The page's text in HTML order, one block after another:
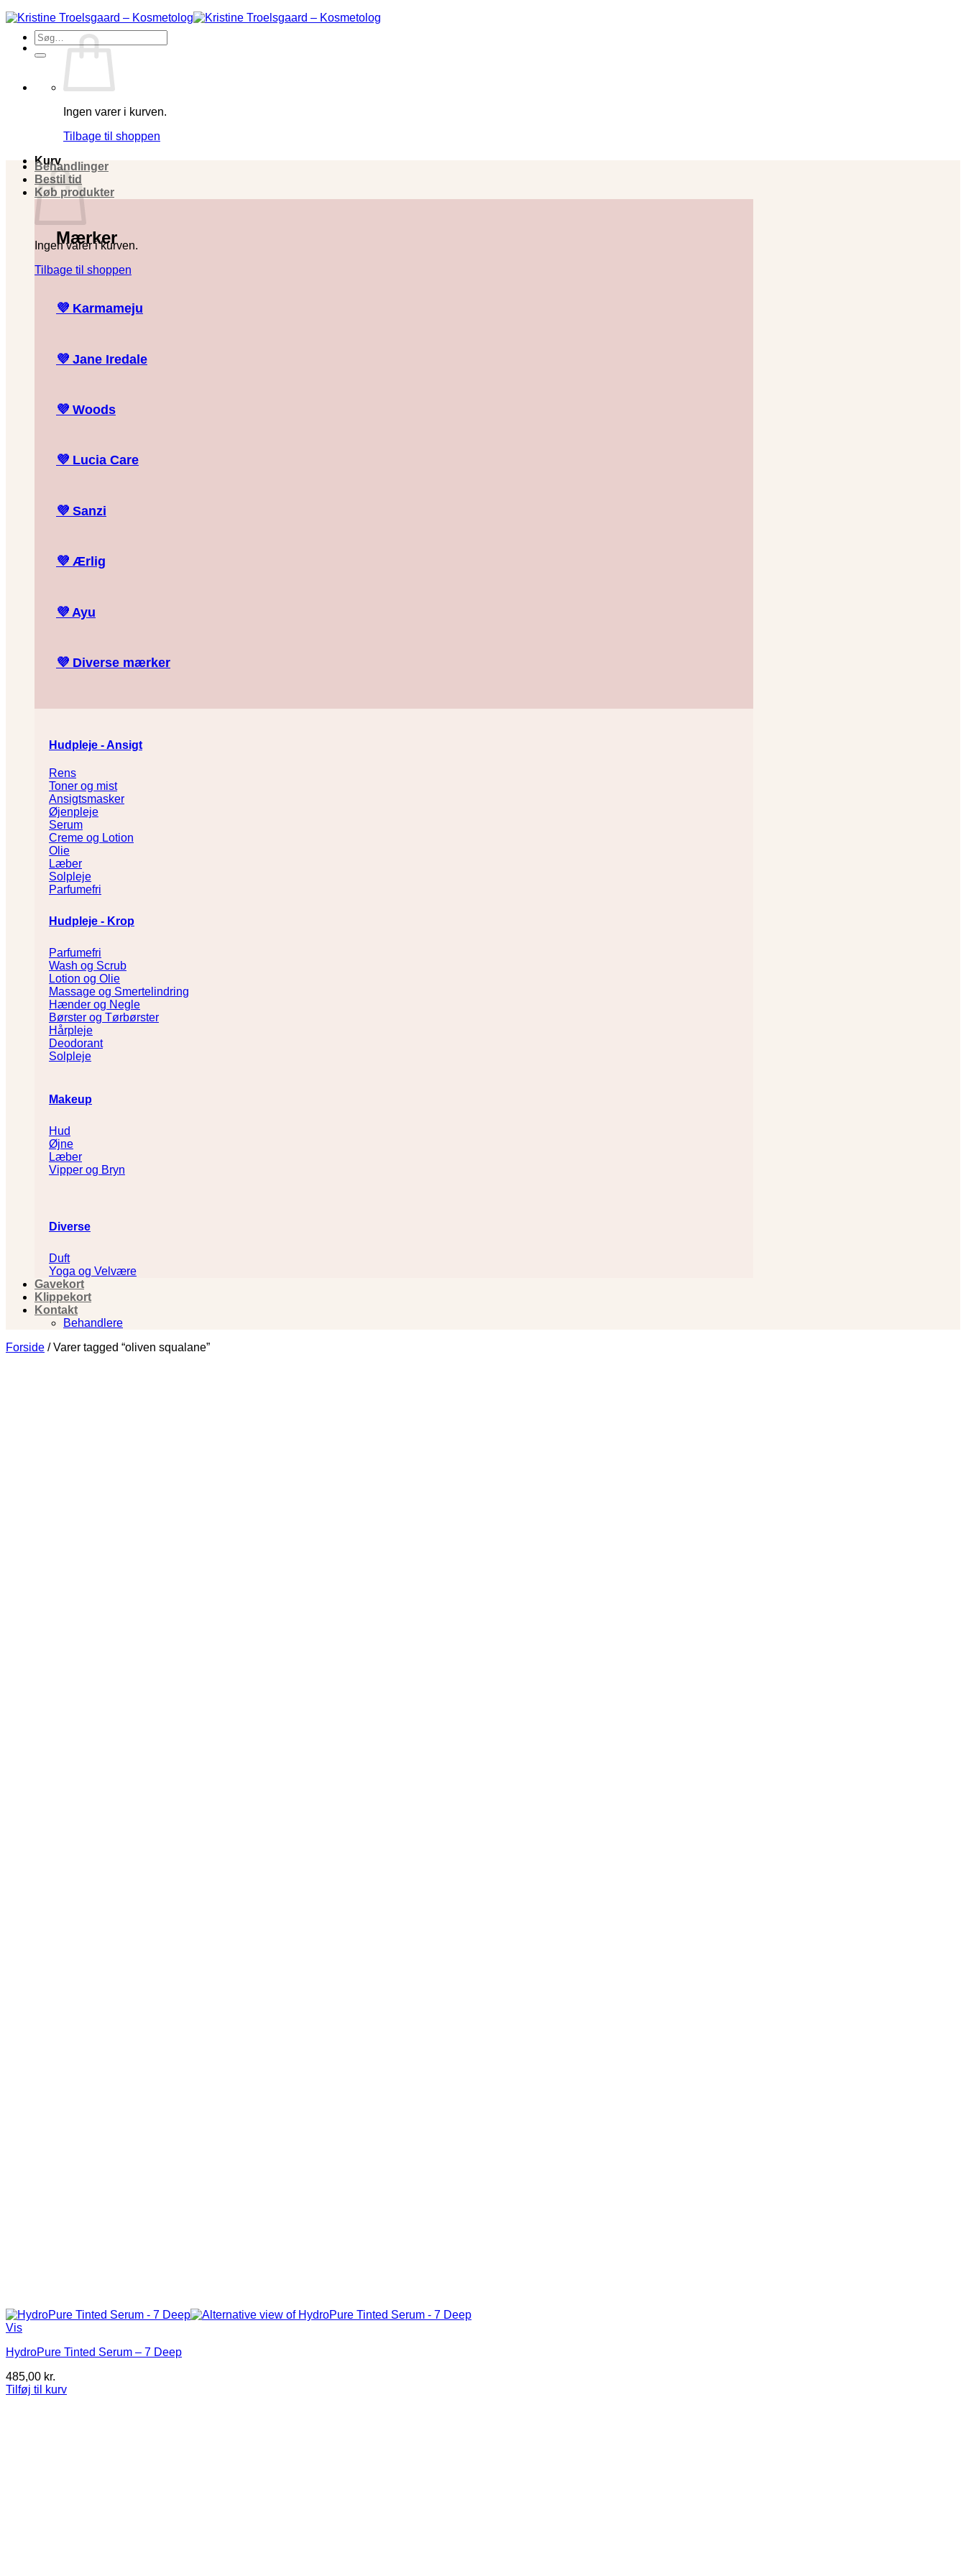
Fortsæt
til
indholdSøg
efter:
Ingen varer i kurven.
Tilbage til shoppen
Kurv
Ingen varer i kurven.
Tilbage til shoppen
Behandlinger
Bestil tid
Køb produkter
Mærker
💜 Karmameju
💜 Jane Iredale
💜 Woods
💜 Lucia Care
💜 Sanzi
💜 Ærlig
💜 Ayu
💜 Diverse mærker
Hudpleje - Ansigt
Rens
Toner og mist
Ansigtsmasker
Øjenpleje
Serum
Creme og Lotion
Olie
Læber
Solpleje
Parfumefri
Hudpleje - Krop
Parfumefri
Wash og Scrub
Lotion og Olie
Massage og Smertelindring
Hænder og Negle
Børster og Tørbørster
Hårpleje
Deodorant
Solpleje
Makeup
Hud
Øjne
Læber
Vipper og Bryn
Diverse
Duft
Yoga og Velvære
Gavekort
Klippekort
Kontakt
Behandlere
Forside / Varer tagged “oliven squalane”
Vis
HydroPure Tinted Serum – 7 Deep
485,00 kr.
Tilføj til kurv